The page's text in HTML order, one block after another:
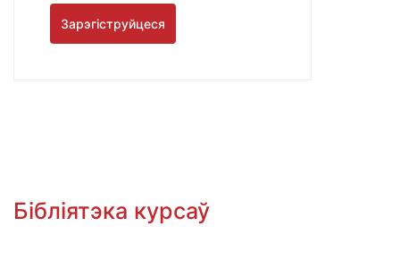
Зарэгіструйцеся
Бібліятэка курсаў